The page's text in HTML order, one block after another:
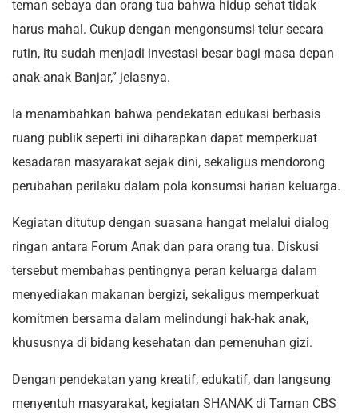
teman sebaya dan orang tua bahwa hidup sehat tidak
harus mahal. Cukup dengan mengonsumsi telur secara
rutin, itu sudah menjadi investasi besar bagi masa depan
anak-anak Banjar,” jelasnya.
Ia menambahkan bahwa pendekatan edukasi berbasis
ruang publik seperti ini diharapkan dapat memperkuat
kesadaran masyarakat sejak dini, sekaligus mendorong
perubahan perilaku dalam pola konsumsi harian keluarga.
Kegiatan ditutup dengan suasana hangat melalui dialog
ringan antara Forum Anak dan para orang tua. Diskusi
tersebut membahas pentingnya peran keluarga dalam
menyediakan makanan bergizi, sekaligus memperkuat
komitmen bersama dalam melindungi hak-hak anak,
khususnya di bidang kesehatan dan pemenuhan gizi.
Dengan pendekatan yang kreatif, edukatif, dan langsung
menyentuh masyarakat, kegiatan SHANAK di Taman CBS